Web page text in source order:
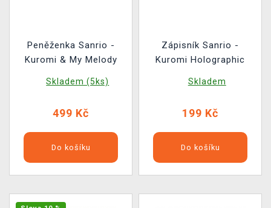
Peněženka Sanrio -
Kuromi & My Melody
Skladem (5ks)
499 Kč
Do košíku
Zápisník Sanrio -
Kuromi Holographic
Skladem
199 Kč
Do košíku